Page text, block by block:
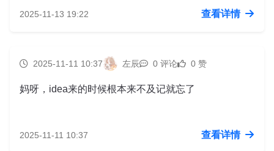
2025-11-13 19:22 查看详情
2025-11-11 10:37 左辰 0 评论 0 赞
妈呀，idea来的时候根本来不及记就忘了
2025-11-11 10:37 查看详情